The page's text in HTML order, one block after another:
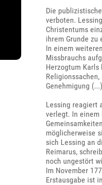
Die
verboten.
Christentums
ihrem Grunde
In einem
Missbrauchs
Herzogtum Karls
Genehmigung
Lessing reagiert
verlegt. In
möglicherweise
sich Lessing an
Reimarus,
noch ungestört
Im November
Erstausgabe ist